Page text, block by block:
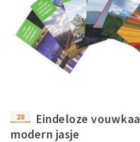
28
mrt
Eindeloze
modern jasje